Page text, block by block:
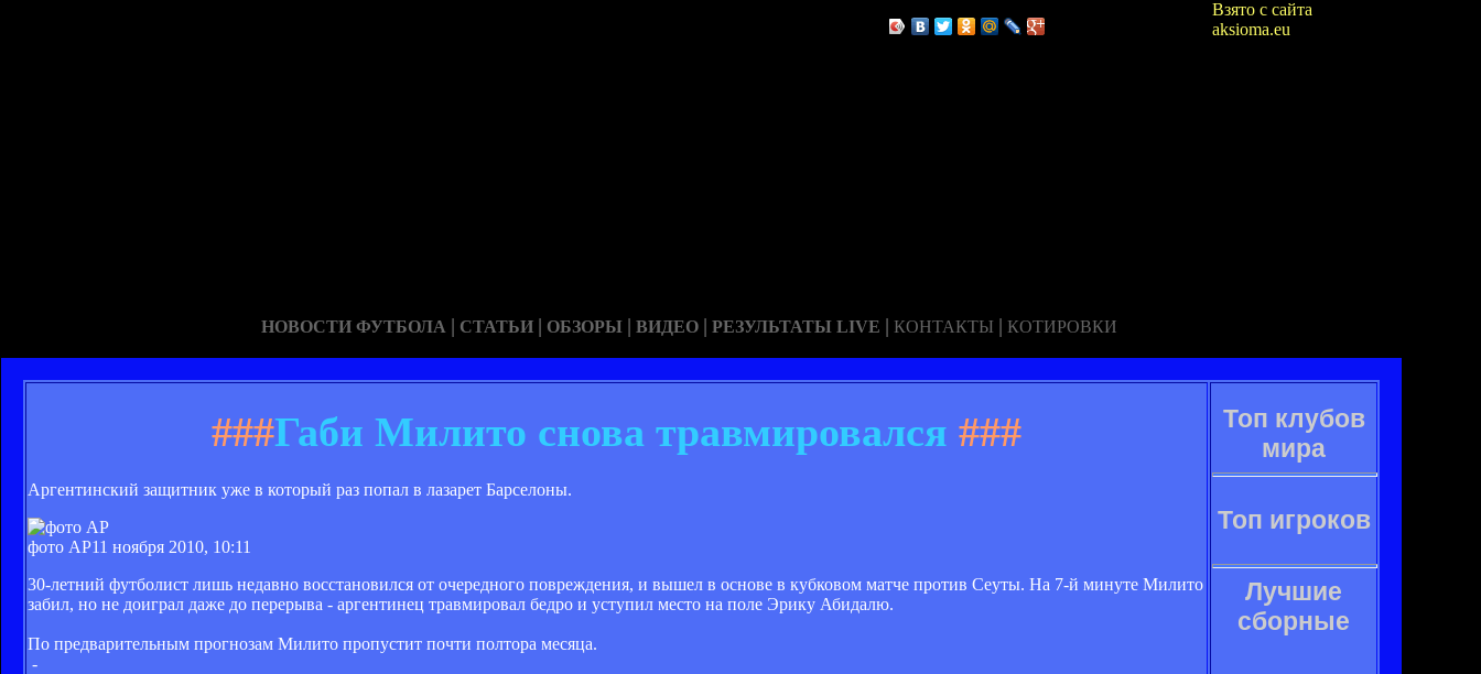
НОВОСТИ ФУТБОЛА | СТАТЬИ | ОБЗОРЫ | ВИДЕО | РЕЗУЛЬТАТЫ LIVE | КОНТАКТЫ | КОТИРОВКИ
###Габи Милито снова травмировался ###
Аргентинский защитник уже в который раз попал в лазарет Барселоны.
фото АР11 ноября 2010, 10:11
30-летний футболист лишь недавно восстановился от очередного повреждения, и вышел в основе в кубковом матче против Сеуты. На 7-й минуте Милито
забил, но не доиграл даже до перерыва - аргентинец травмировал бедро и уступил место на поле Эрику Абидалю.
По предварительным прогнозам Милито пропустит почти полтора месяца.
-
Топ клубов
мира
Топ игроков
Лучшие
сборные
Взято с сайта
aksioma.eu